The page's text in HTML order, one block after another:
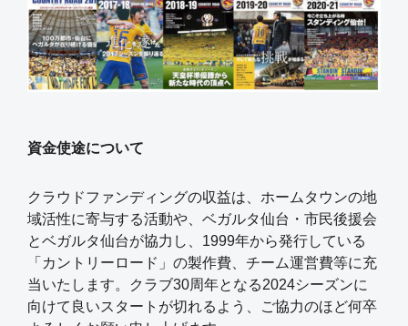
資金使途について
クラウドファンディングの収益は、ホームタウンの地
域活性に寄与する活動や、ベガルタ仙台・市民後援会
とベガルタ仙台が協力し、1999年から発行している
「カントリーロード」の製作費、チーム運営費等に充
当いたします。クラブ30周年となる2024シーズンに
向けて良いスタートが切れるよう、ご協力のほど何卒